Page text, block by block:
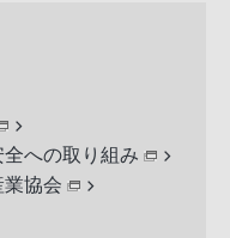
への取り組み
協会